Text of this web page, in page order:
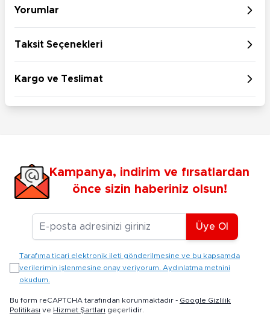
Yorumlar
Taksit Seçenekleri
Kargo ve Teslimat
Kampanya, indirim ve fırsatlardan
önce sizin haberiniz olsun!
E-posta Adresiniz
Üye Ol
Tarafıma ticari elektronik ileti gönderilmesine ve bu kapsamda
verilerimin işlenmesine onay veriyorum. Aydınlatma metnini
okudum.
Bu form reCAPTCHA tarafından korunmaktadır - Google Gizlilik
Politikası ve Hizmet Şartları geçerlidir.